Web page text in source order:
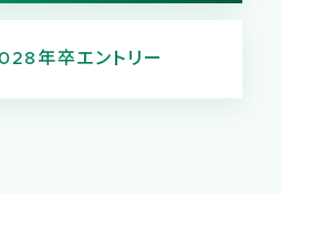
年卒エントリー